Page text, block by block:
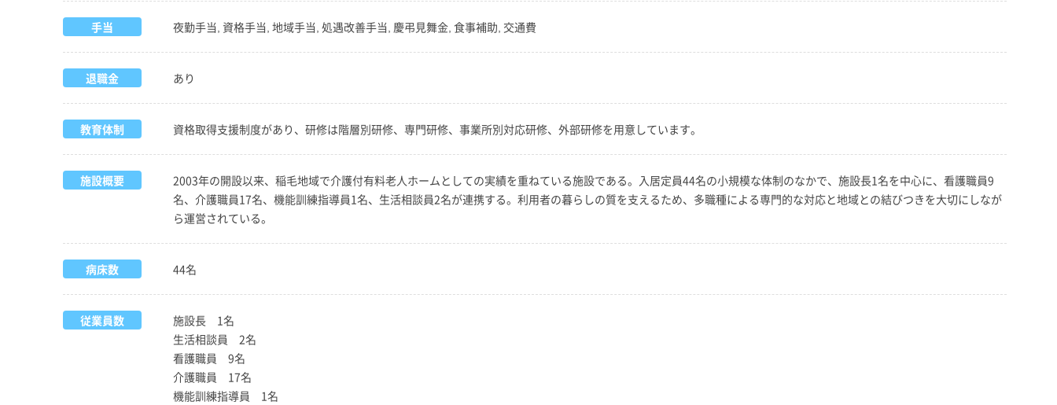
手当 夜勤手当, 資格手当, 地域手当, 処遇改善手当, 慶弔見舞金, 食事補助, 交通費
退職金 あり
教育体制 資格取得支援制度があり、研修は階層別研修、専門研修、事業所別対応研修、外部研修を用意しています。
施設概要
2003年の開設以来、稲毛地域で介護付有料老人ホームとしての実績を重ねている施設である。入居定員44名の小規模な体制のなかで、施設長1名を中心に、看護職員9
名、介護職員17名、機能訓練指導員1名、生活相談員2名が連携する。利用者の暮らしの質を支えるため、多職種による専門的な対応と地域との結びつきを大切にしなが
ら運営されている。
病床数 44名
従業員数
施設長 1名
生活相談員 2名
看護職員 9名
介護職員 17名
機能訓練指導員 1名